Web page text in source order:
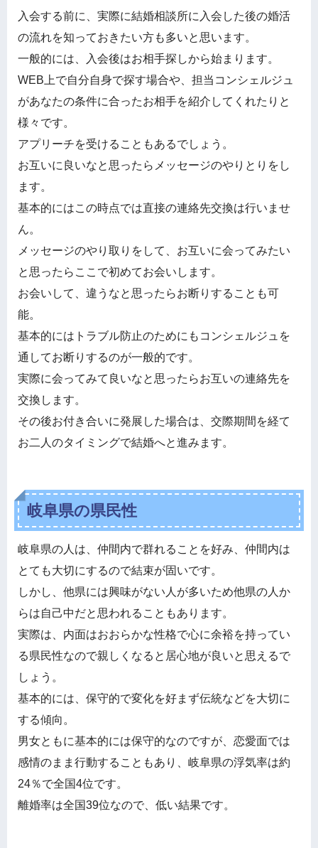
入会する前に、実際に結婚相談所に入会した後の婚活
の流れを知っておきたい方も多いと思います。
一般的には、入会後はお相手探しから始まります。
WEB上で自分自身で探す場合や、担当コンシェルジュ
があなたの条件に合ったお相手を紹介してくれたりと
様々です。
アプリーチを受けることもあるでしょう。
お互いに良いなと思ったらメッセージのやりとりをし
ます。
基本的にはこの時点では直接の連絡先交換は行いませ
ん。
メッセージのやり取りをして、お互いに会ってみたい
と思ったらここで初めてお会いします。
お会いして、違うなと思ったらお断りすることも可
能。
基本的にはトラブル防止のためにもコンシェルジュを
通してお断りするのが一般的です。
実際に会ってみて良いなと思ったらお互いの連絡先を
交換します。
その後お付き合いに発展した場合は、交際期間を経て
お二人のタイミングで結婚へと進みます。
岐阜県の県民性
岐阜県の人は、仲間内で群れることを好み、仲間内は
とても大切にするので結束が固いです。
しかし、他県には興味がない人が多いため他県の人か
らは自己中だと思われることもあります。
実際は、内面はおおらかな性格で心に余裕を持ってい
る県民性なので親しくなると居心地が良いと思えるで
しょう。
基本的には、保守的で変化を好まず伝統などを大切に
する傾向。
男女ともに基本的には保守的なのですが、恋愛面では
感情のまま行動することもあり、岐阜県の浮気率は約
24％で全国4位です。
離婚率は全国39位なので、低い結果です。